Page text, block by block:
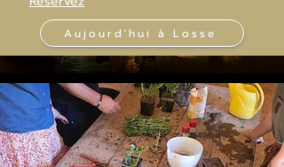
Aujourd'hui à Losse